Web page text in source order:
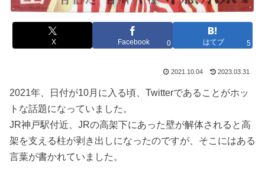
X Facebook 0 はてブ 5
2021.10.04 2023.03.31
2021年、日付が10月に入る頃、Twitterであることがホッ
トな話題になっていました。
JR神戸駅付近、JRの高架下にあった壁が解体されると高
架を支える柱が剥き出しになったのですが、そこにはある
言葉が書かれていました。